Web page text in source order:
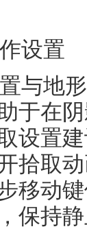
设置
与地
于在
设置
拾取
移动
保持